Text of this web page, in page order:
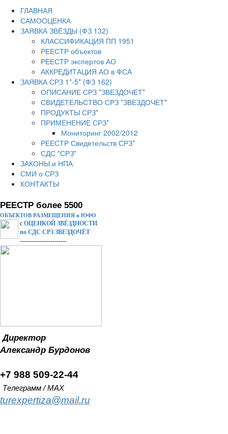
ГЛАВНАЯ
САМООЦЕНКА
ЗАЯВКА ЗВЁЗДЫ (ФЗ 132)
КЛАССИФИКАЦИЯ ПП 1951
РЕЕСТР объектов
РЕЕСТР экспертов АО
АККРЕДИТАЦИЯ АО в ФСА
ЗАЯВКА СРЗ 1*-5* (ФЗ 162)
ОПИСАНИЕ СРЗ *ЗВЕЗДОЧЕТ*
СВИДЕТЕЛЬСТВО СРЗ *ЗВЕЗДОЧЕТ*
ПРОДУКТЫ СРЗ*
ПРИМЕНЕНИЕ СРЗ*
Мониторинг 2002/2012
РЕЕСТР Свидетельств СРЗ*
СДС "СРЗ"
ЗАКОНЫ и НПА
СМИ о СРЗ
КОНТАКТЫ
РЕЕСТР более 5500
ОБЪЕКТОВ РАЗМЕЩЕНИЯ в ЮФО
с ОЦЕНКОЙ ЗВЁЗДНОСТИ
по СДС СРЗ ЗВЕЗДОЧЁТ
-----------------------
Директор
Александр Бурдонов
+7 988 509-22-44
Телеграмм / MAX
turexpertiza@mail.ru